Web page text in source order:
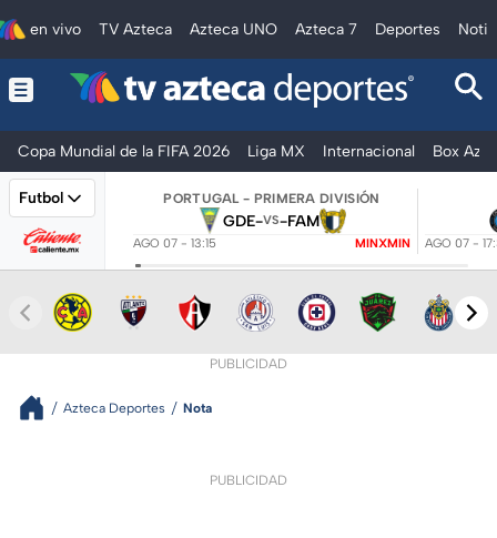
en vivo TV Azteca Azteca UNO Azteca 7 Deportes
Copa Mundial de la FIFA 2026 Liga MX Internacional Box
Futbol PORTUGAL - PRIMERA DIVISIÓN
GDE-VS-FAM
AGO 07 - 13:15 MINXMIN AGO 07 -
PUBLICIDAD
Azteca Deportes Nota
PUBLICIDAD